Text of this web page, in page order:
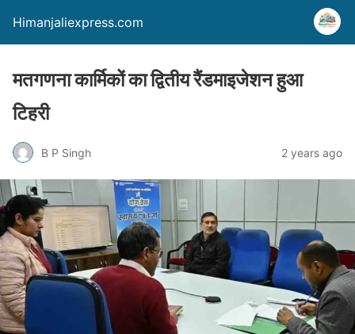
Himanjaliexpress.com
मतगणना कार्मिकों का द्वितीय रैंडमाइजेशन हुआ
टिहरी
B P Singh 2 years ago